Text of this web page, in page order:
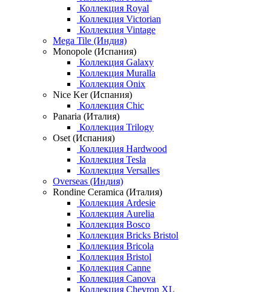
Коллекция Royal
Коллекция Victorian
Коллекция Vintage
Mega Tile (Индия)
Monopole (Испания)
Коллекция Galaxy
Коллекция Muralla
Коллекция Onix
Nice Ker (Испания)
Коллекция Chic
Panaria (Италия)
Коллекция Trilogy
Oset (Испания)
Коллекция Hardwood
Коллекция Tesla
Коллекция Versalles
Overseas (Индия)
Rondine Ceramica (Италия)
Коллекция Ardesie
Коллекция Aurelia
Коллекция Bosco
Коллекция Bricks Bristol
Коллекция Bricola
Коллекция Bristol
Коллекция Canne
Коллекция Canova
Коллекция Chevron XL